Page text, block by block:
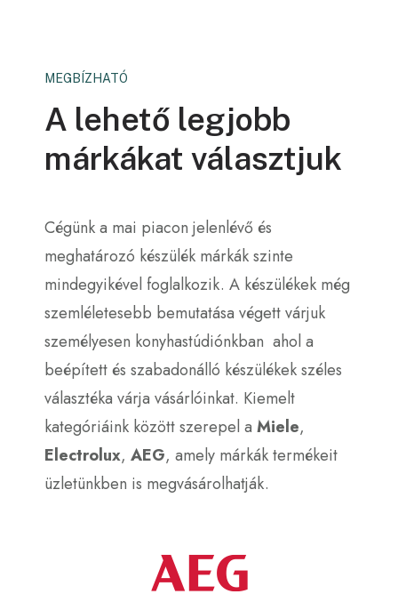
MEGBÍZHATÓ
A lehető legjobb
márkákat választjuk
Cégünk a mai piacon jelenlévő és
meghatározó készülék márkák szinte
mindegyikével foglalkozik. A készülékek még
szemléletesebb bemutatása végett várjuk
személyesen konyhastúdiónkban ahol a
beépített és szabadonálló készülékek széles
választéka várja vásárlóinkat. Kiemelt
kategóriáink között szerepel a Miele,
Electrolux, AEG, amely márkák termékeit
üzletünkben is megvásárolhatják.